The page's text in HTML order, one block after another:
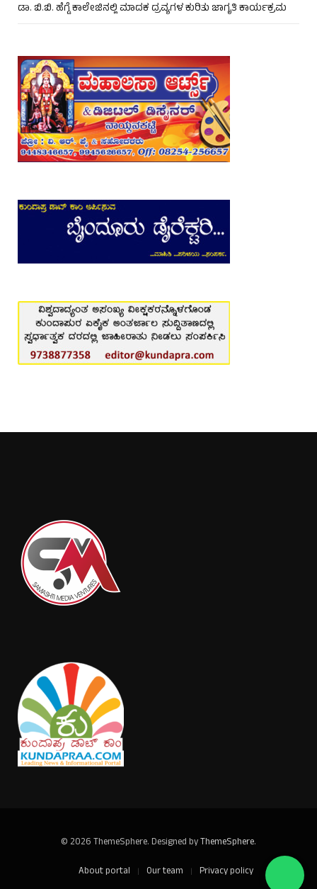
ಡಾ. ಬಿ.ಬಿ. ಹೆಗ್ಡೆ ಕಾಲೇಜಿನಲ್ಲಿ ಮಾದಕ ದ್ರವ್ಯಗಳ ಕುರಿತು ಜಾಗೃತಿ ಕಾರ್ಯಕ್ರಮ
© 2026 ThemeSphere. Designed byThemeSphere.
About portal
Our team Privacy policy